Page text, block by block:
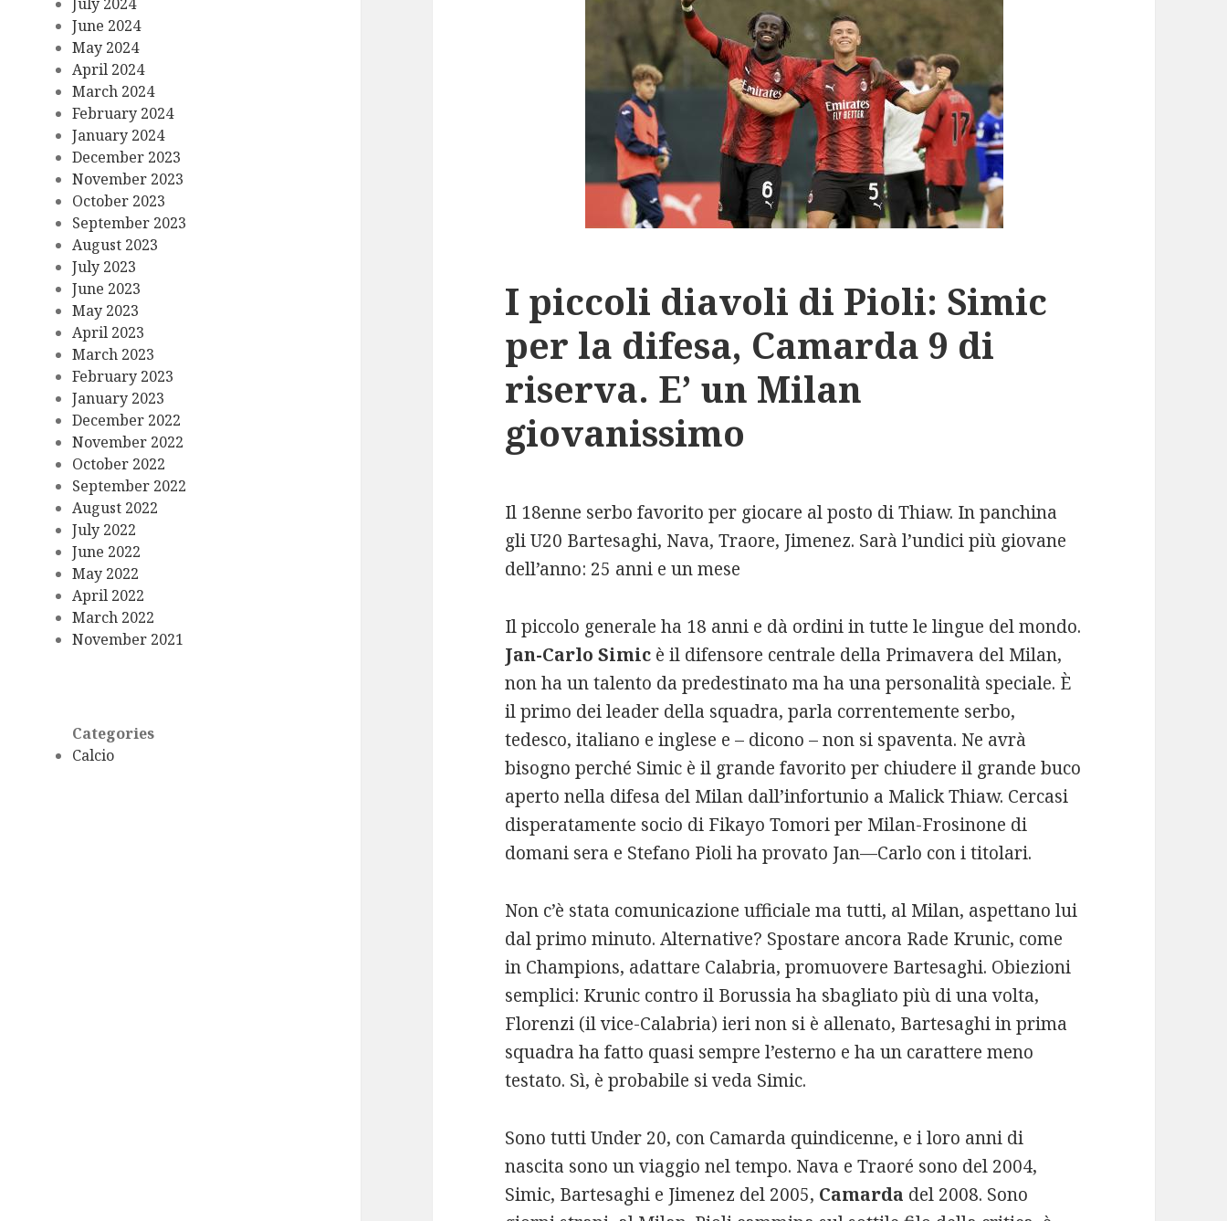
June 2024
May 2024
April 2024
March 2024
February 2024
January 2024
December 2023
November 2023
October 2023
September 2023
August 2023
July 2023
June 2023
May 2023
April 2023
March 2023
February 2023
January 2023
December 2022
November 2022
October 2022
September 2022
August 2022
July 2022
June 2022
May 2022
April 2022
March 2022
November 2021
Categories
Calcio
I piccoli diavoli di Pioli: Simic
per la difesa, Camarda 9 di
riserva. E’ un Milan
giovanissimo
Il 18enne serbo favorito per giocare al posto di Thiaw. In panchina
gli U20 Bartesaghi, Nava, Traore, Jimenez. Sarà l’undici più giovane
dell’anno: 25 anni e un mese
Il piccolo generale ha 18 anni e dà ordini in tutte le lingue del mondo.
Jan-Carlo Simic è il difensore centrale della Primavera del Milan,
non ha un talento da predestinato ma ha una personalità speciale. È
il primo dei leader della squadra, parla correntemente serbo,
tedesco, italiano e inglese e – dicono – non si spaventa. Ne avrà
bisogno perché Simic è il grande favorito per chiudere il grande buco
aperto nella difesa del Milan dall’infortunio a Malick Thiaw. Cercasi
disperatamente socio di Fikayo Tomori per Milan-Frosinone di
domani sera e Stefano Pioli ha provato Jan—Carlo con i titolari.
Non c’è stata comunicazione ufficiale ma tutti, al Milan, aspettano lui
dal primo minuto. Alternative? Spostare ancora Rade Krunic, come
in Champions, adattare Calabria, promuovere Bartesaghi. Obiezioni
semplici: Krunic contro il Borussia ha sbagliato più di una volta,
Florenzi (il vice-Calabria) ieri non si è allenato, Bartesaghi in prima
squadra ha fatto quasi sempre l’esterno e ha un carattere meno
testato. Sì, è probabile si veda Simic.
Sono tutti Under 20, con Camarda quindicenne, e i loro anni di
nascita sono un viaggio nel tempo. Nava e Traoré sono del 2004,
Simic, Bartesaghi e Jimenez del 2005, Camarda del 2008. Sono